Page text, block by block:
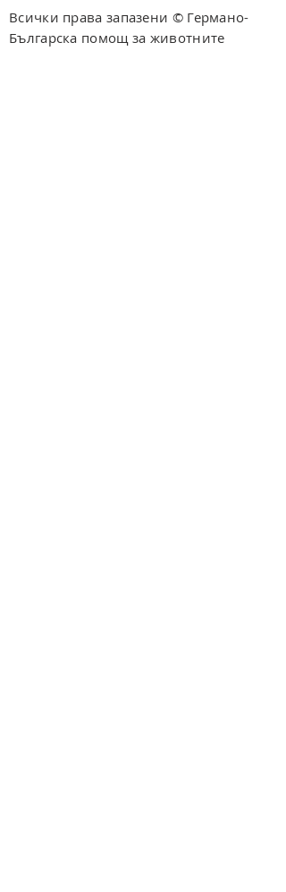
Всички права запазени © Германо-
Българска помощ за животните